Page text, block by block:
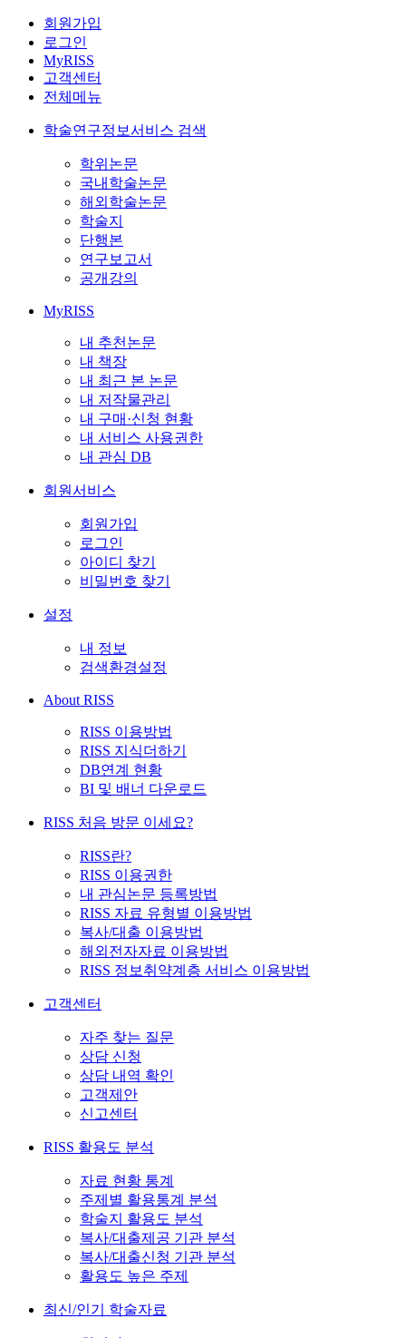
회원가입
로그인
MyRISS
고객센터
전체메뉴
학술연구정보서비스 검색
학위논문
국내학술논문
해외학술논문
학술지
단행본
연구보고서
공개강의
MyRISS
내 추천논문
내 책장
내 최근 본 논문
내 저작물관리
내 구매·신청 현황
내 서비스 사용권한
내 관심 DB
회원서비스
회원가입
로그인
아이디 찾기
비밀번호 찾기
설정
내 정보
검색환경설정
About RISS
RISS 이용방법
RISS 지식더하기
DB연계 현황
BI 및 배너 다운로드
RISS 처음 방문 이세요?
RISS란?
RISS 이용권한
내 관심논문 등록방법
RISS 자료 유형별 이용방법
복사/대출 이용방법
해외전자자료 이용방법
RISS 정보취약계층 서비스 이용방법
고객센터
자주 찾는 질문
상담 신청
상담 내역 확인
고객제안
신고센터
RISS 활용도 분석
자료 현황 통계
주제별 활용통계 분석
학술지 활용도 분석
복사/대출제공 기관 분석
복사/대출신청 기관 분석
활용도 높은 주제
최신/인기 학술자료